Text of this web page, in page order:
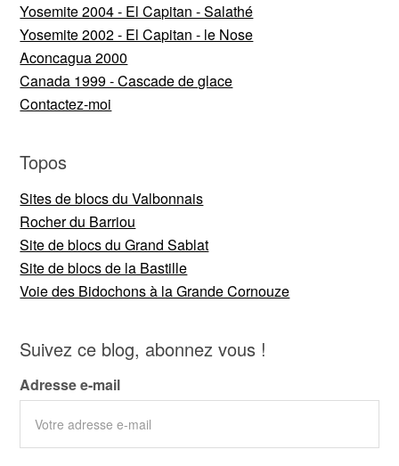
Yosemite 2004 - El Capitan - Salathé
Yosemite 2002 - El Capitan - le Nose
Aconcagua 2000
Canada 1999 - Cascade de glace
Contactez-moi
Topos
Sites de blocs du Valbonnais
Rocher du Barriou
Site de blocs du Grand Sablat
Site de blocs de la Bastille
Voie des Bidochons à la Grande Cornouze
Suivez ce blog, abonnez vous !
Adresse e-mail